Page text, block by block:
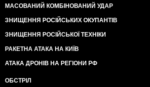
МАСОВАНИЙ КОМБІНОВАНИЙ УДАР
ЗНИЩЕННЯ РОСІЙСЬКИХ ОКУПАНТІВ
ЗНИЩЕННЯ РОСІЙСЬКОЇ ТЕХНІКИ
РАКЕТНА АТАКА НА КИЇВ
АТАКА ДРОНІВ НА РЕГІОНИ РФ
ОБСТРІЛ